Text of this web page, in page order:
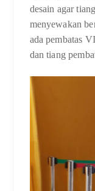
desain agar
menyewakan
ada pembatas
dan tiang